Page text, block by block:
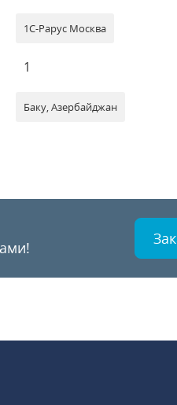
1С-Рарус Москва
1
Баку, Азербайджан